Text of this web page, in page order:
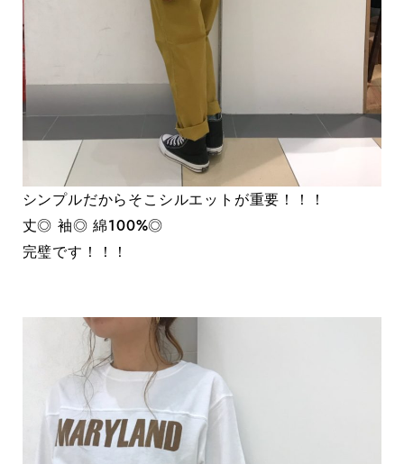
シンプルだからそこシルエットが重要！！！
丈◎ 袖◎ 綿100%◎
完璧です！！！